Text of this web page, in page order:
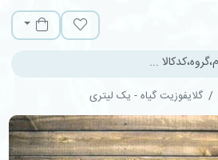
لیست مورد علاقه
سبد خرید
گلایفوزیت گیاه - یک لیتری